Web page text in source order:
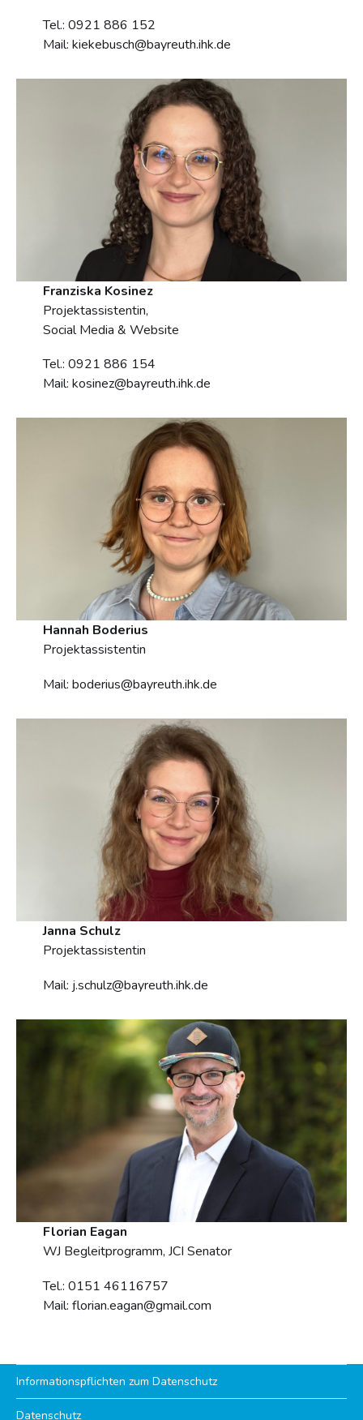
Tel.: 0921 886 152
Mail: kiekebusch@bayreuth.ihk.de
Franziska Kosinez
Projektassistentin,
Social Media & Website
Tel.: 0921 886 154
Mail: kosinez@bayreuth.ihk.de
Hannah Boderius
Projektassistentin
Mail: boderius@bayreuth.ihk.de
Janna Schulz
Projektassistentin
Mail: j.schulz@bayreuth.ihk.de
Florian Eagan
WJ Begleitprogramm, JCI Senator
Tel.: 0151 46116757
Mail: florian.eagan@gmail.com
Informationspflichten zum Datenschutz
Datenschutz